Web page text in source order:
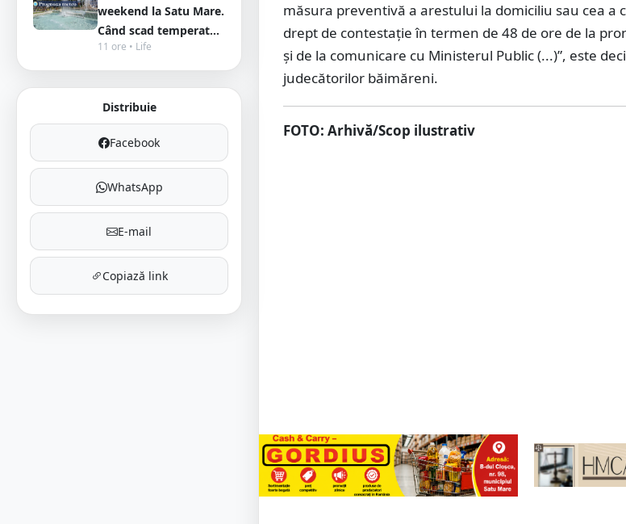
weekend la Satu Mare.
Când scad temperat...
11 ore • Life
Distribuie
Facebook
WhatsApp
E-mail
Copiază link
măsura preventivă a arestului la domiciliu sau cea a
drept de contestaţie în termen de 48 de ore de la
şi de la comunicare cu Ministerul Public (...)”, este
judecătorilor băimăreni.
FOTO: Arhivă/Scop ilustrativ